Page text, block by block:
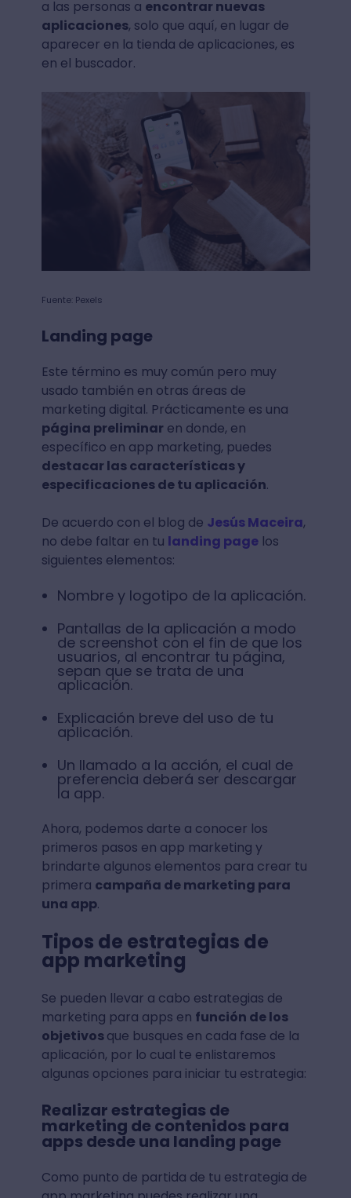
a las personas a encontrar nuevas
aplicaciones, solo que aquí, en lugar de
aparecer en la tienda de aplicaciones, es
en el buscador.
Fuente: Pexels
Landing page
Este término es muy común pero muy
usado también en otras áreas de
marketing digital. Prácticamente es una
página preliminar en donde, en
específico en app marketing, puedes
destacar las características y
especificaciones de tu aplicación.
De acuerdo con el blog de Jesús Maceira,
no debe faltar en tu landing pagelos
siguientes elementos:
Nombre y logotipo de la aplicación.
Pantallas de la aplicación a modo
de screenshot con el fin de que los
usuarios, al encontrar tu página,
sepan que se trata de una
aplicación.
Explicación breve del uso de tu
aplicación.
Un llamado a la acción, el cual de
preferencia deberá ser descargar
la app.
Ahora, podemos darte a conocer los
primeros pasos en app marketing y
brindarte algunos elementos para crear tu
primera campaña de marketing para
una app.
Tipos de estrategias de
app marketing
Se pueden llevar a cabo estrategias de
marketing para apps en función de los
objetivosque busques en cada fase de la
aplicación, por lo cual te enlistaremos
algunas opciones para iniciar tu estrategia:
Realizar estrategias de
marketing de contenidos para
apps desde una landing page
Como punto de partida de tu estrategia de